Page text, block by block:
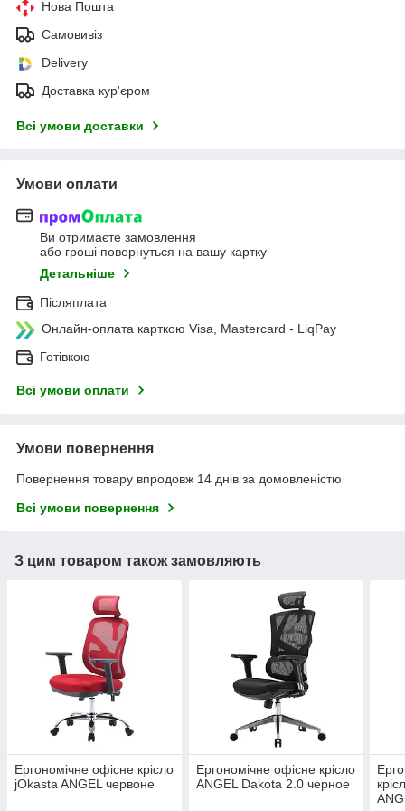
Нова Пошта
Самовивіз
Delivery
Доставка кур'єром
Всі умови доставки
Умови оплати
Ви отримаєте замовлення
або гроші повернуться на вашу картку
Детальніше
Післяплата
Онлайн-оплата карткою Visa, Mastercard - LiqPay
Готівкою
Всі умови оплати
Умови повернення
Повернення товару впродовж 14 днів за домовленістю
Всі умови повернення
З цим товаром також замовляють
Ергономічне офісне крісло
jOkasta ANGEL червоне
Ергономічне офісне крісло
ANGEL Dakota 2.0 черное